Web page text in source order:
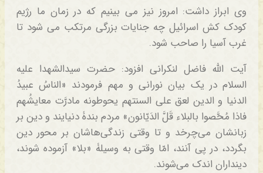
وی ابراز داشت: امروز نیز می بینیم که در زمان ما رژیم
کودک کش اسرائیل چه جنایات بزرگی مرتکب می شود تا
غرب آسیا را صاحب شود.
آیت الله فاضل لنکرانی افزود: حضرت سیدالشهدا علیه
السلام در یک بیان نورانی و مهم فرمودند «الناسُ عبیدُ
الدنیا و الدین لعق علی السنتهم یحوطونه مادرَّت معایشُهم
فاذا مُحَّصوا بالبلاء قَلَّ الدَیّانون» مردم بندۀ دنیایند و دین بر
زبانشان می‌چرخد و تا وقتی زندگی‌هاشان بر محور دین
بگردد، در پی آنند، امّا وقتی به وسیلۀ «بلا» آزموده شوند،
دینداران اندک می‌شوند.